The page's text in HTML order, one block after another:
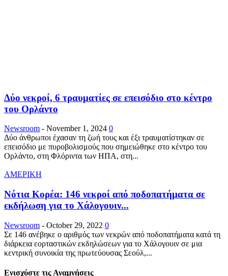
Δύο νεκροί, 6 τραυματίες σε επεισόδιο στο κέντρο
του Ορλάντο
Newsroom - November 1, 2024 0
Δύο άνθρωποι έχασαν τη ζωή τους και έξι τραυματίστηκαν σε
επεισόδιο με πυροβολισμούς που σημειώθηκε στο κέντρο του
Ορλάντο, στη Φλόριντα των ΗΠΑ, στη...
ΑΜΕΡΙΚΗ
Νότια Κορέα: 146 νεκροί από ποδοπατήματα σε
εκδήλωση για το Χάλογουιν...
Newsroom - October 29, 2022 0
Σε 146 ανέβηκε ο αριθμός των νεκρών από ποδοπατήματα κατά τη
διάρκεια εορταστικών εκδηλώσεων για το Χάλογουιν σε μια
κεντρική συνοικία της πρωτεύουσας Σεούλ,...
Ενισχύστε τις Αναμνήσεις